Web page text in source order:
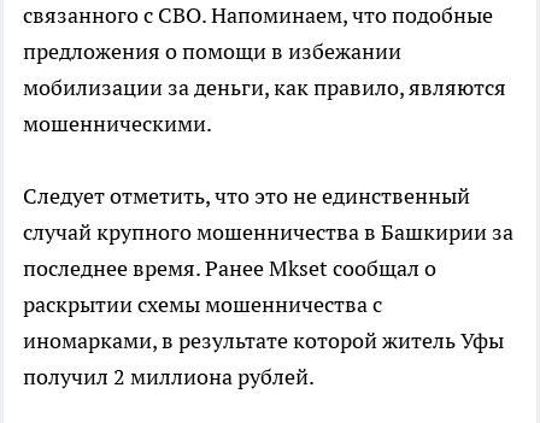
связанного с СВО. Напоминаем, что подобные
предложения о помощи в избежании
мобилизации за деньги, как правило, являются
мошенническими.
Следует отметить, что это не единственный
случай крупного мошенничества в Башкирии за
последнее время. Ранее Mkset сообщал о
раскрытии схемы мошенничества с
иномарками, в результате которой житель Уфы
получил 2 миллиона рублей.